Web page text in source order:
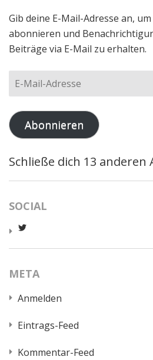
Gib deine E-Mail-Adresse an,
abonnieren und
Beiträge via E-Mail zu erhalten.
E-
Adresse
Abonnieren
Schließe dich 13
SOCIAL
anzeigen
META
Anmelden
Eintrags-Feed
Kommentar-Feed